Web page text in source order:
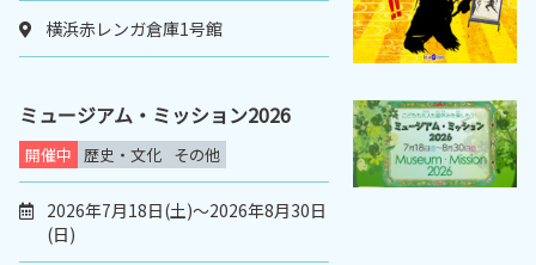
横浜赤レンガ倉庫1号館
ミュージアム・ミッション2026
開催中 歴史・文化 その他
2026年7月18日(土)～2026年8月30日
(日)